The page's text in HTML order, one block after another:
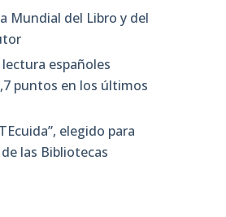
Mundial del Libro y del
españoles
puntos en los últimos
elegido para
las Bibliotecas